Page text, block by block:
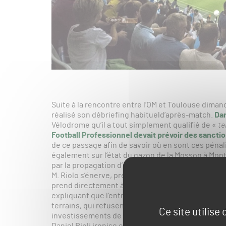
Ce site utilise
Suite à la rencontre entre l’OM et Toulouse
réalisé son débriefing habitueld’après-match.
Vélodrome qu’il a tout simplement qualifié de «
Football Professionnel devait prévoir des
de ce passage afin de savoir où en sont ces
également sur l’état du gazon de la Mosson à
par la propagation d’un « champignon »,
M. Riolo s’énerve, précisant que le «
prend directement à la direction des clubs. Sur
expliquant que l’entretien des stades est
terrains, qui refusent d’investir trop de budget
investissements de «
2 millions d’euros» –